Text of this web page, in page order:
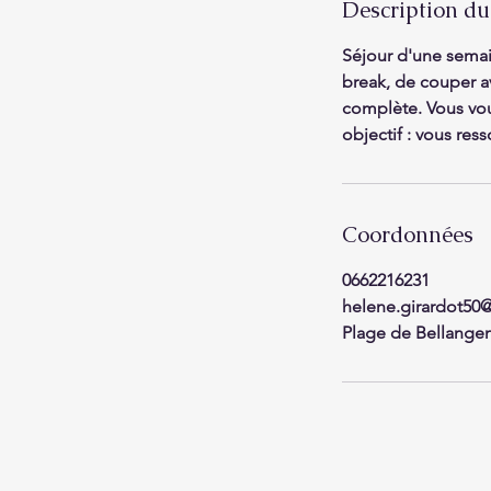
y
3
h
Description
Séjour d'une
break, de couper
complète. Vous
objectif : vous
Coordonnées
0662216231
Plage de